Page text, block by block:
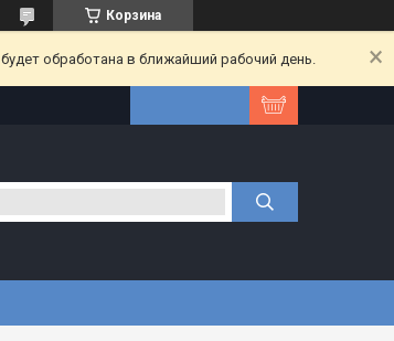
Корзина
обработана в ближайший рабочий день.